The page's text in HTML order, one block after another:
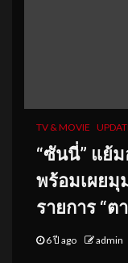
TV & MOVIE
“ซันนี่” แย้
พร้อมเผยมุ
รายการ “
6 ปี ago admin